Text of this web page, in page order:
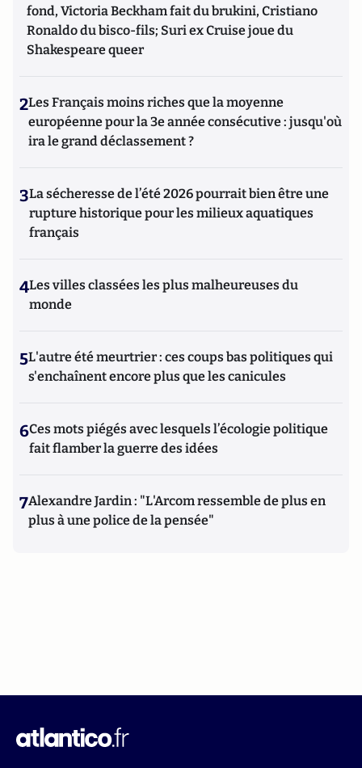
fond, Victoria Beckham fait du brukini, Cristiano
Ronaldo du bisco-fils; Suri ex Cruise joue du
Shakespeare queer
2Les Français moins riches que la moyenne
européenne pour la 3e année consécutive : jusqu'où
ira le grand déclassement ?
3La sécheresse de l’été 2026 pourrait bien être une
rupture historique pour les milieux aquatiques
français
4Les villes classées les plus malheureuses du
monde
5L'autre été meurtrier : ces coups bas politiques qui
s'enchaînent encore plus que les canicules
6Ces mots piégés avec lesquels l’écologie politique
fait flamber la guerre des idées
7Alexandre Jardin : "L'Arcom ressemble de plus en
plus à une police de la pensée"